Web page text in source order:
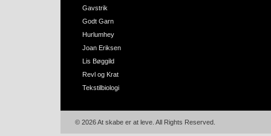
Gavstrik
Godt Garn
Hurlumhey
Joan Eriksen
Lis Bøggild
Revl og Krat
Tekstilbiologi
© 2026 At skabe er at leve. All Rights Reserved.